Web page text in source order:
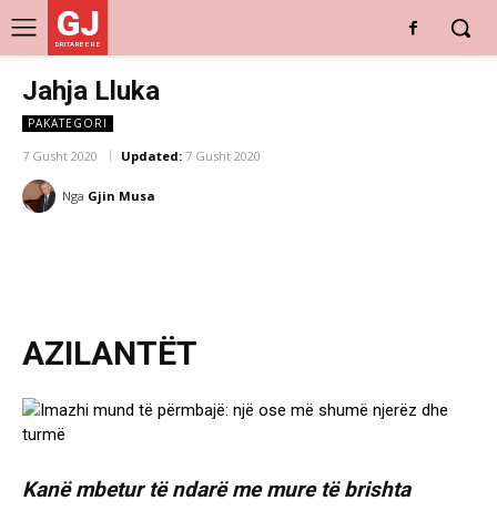
GJ
DRITARE E RE
Jahja Lluka
PAKATEGORI
7 Gusht 2020 Updated: 7 Gusht 2020
Nga Gjin Musa
AZILANTËT
Kanë mbetur të ndarë me mure të brishta